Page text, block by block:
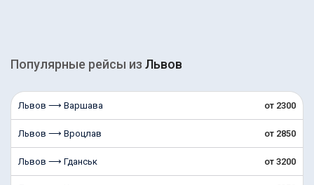
Популярные рейсы из Львов
Львов ⟶ Варшава от 2300
Львов ⟶ Вроцлав от 2850
Львов ⟶ Гданськ от 3200